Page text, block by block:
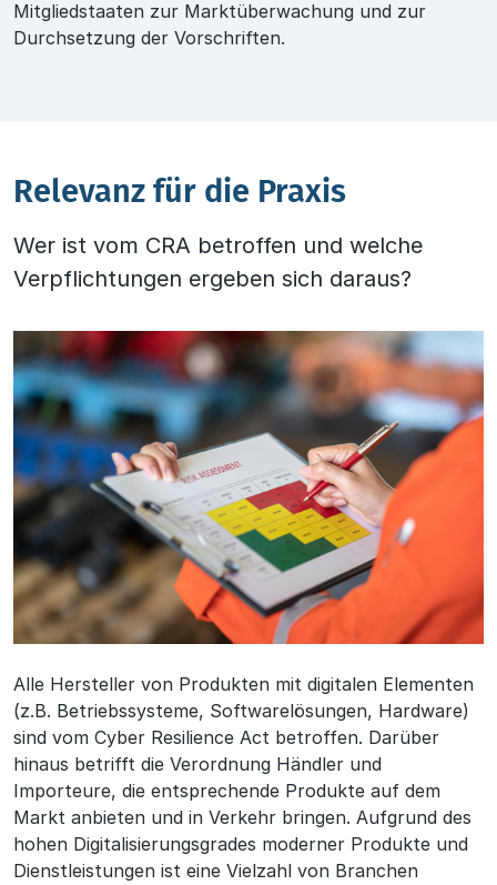
Mitgliedstaaten zur Marktüberwachung und zur
Durchsetzung der Vorschriften.
Relevanz für die Praxis
Wer ist vom CRA betroffen und welche
Verpflichtungen ergeben sich daraus?
Alle Hersteller von Produkten mit digitalen Elementen
(z.B. Betriebssysteme, Softwarelösungen, Hardware)
sind vom Cyber Resilience Act betroffen. Darüber
hinaus betrifft die Verordnung Händler und
Importeure, die entsprechende Produkte auf dem
Markt anbieten und in Verkehr bringen. Aufgrund des
hohen Digitalisierungsgrades moderner Produkte und
Dienstleistungen ist eine Vielzahl von Branchen